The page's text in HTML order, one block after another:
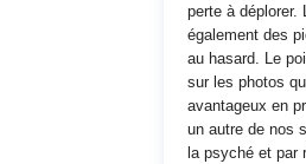
perte à déplorer.
également des
au hasard. Le
sur les photos
avantageux en
un autre de nos
la psyché et par